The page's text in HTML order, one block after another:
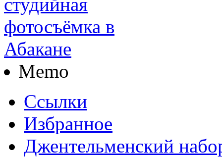
Memo
Ссылки
Избранное
Джентельменский